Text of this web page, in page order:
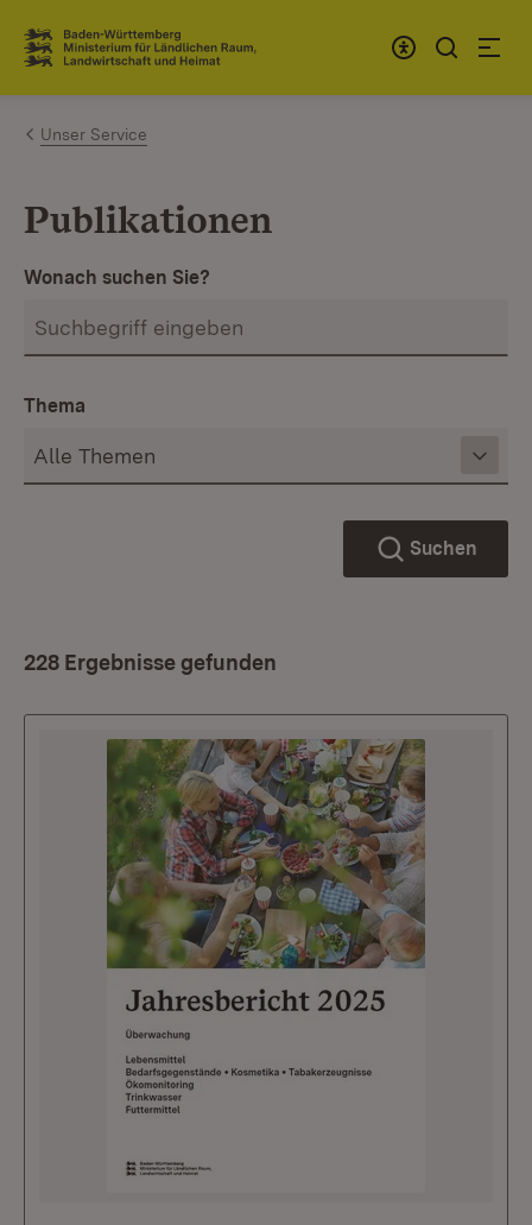
Zum Inhalt springen
Link zur Startseite
Unser Service
Publikationen
Wonach suchen Sie?
Thema
Suchen
228 Ergebnisse gefunden